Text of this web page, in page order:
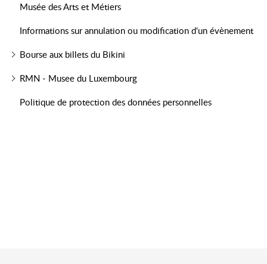
Musée des Arts et Métiers
Informations sur annulation ou modification d'un évènement
Bourse aux billets du Bikini
RMN - Musee du Luxembourg
Politique de protection des données personnelles